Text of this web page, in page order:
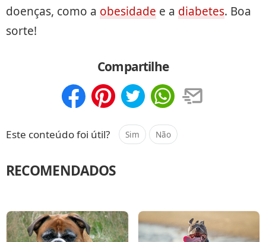
doenças, como a obesidade e a diabetes. Boa
sorte!
Compartilhe
Este conteúdo foi útil? Sim Não
RECOMENDADOS